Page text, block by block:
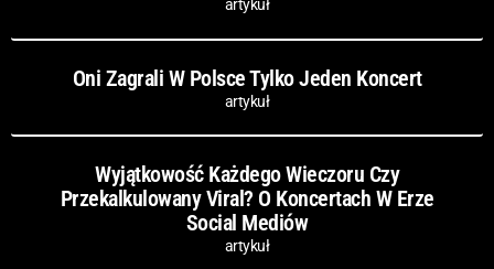
artykuł
Oni Zagrali W Polsce Tylko Jeden Koncert
artykuł
Wyjątkowość Każdego Wieczoru Czy
Przekalkulowany Viral? O Koncertach W Erze
Social Mediów
artykuł